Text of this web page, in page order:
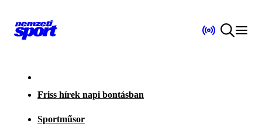
Friss hírek napi bontásban
Sportműsor